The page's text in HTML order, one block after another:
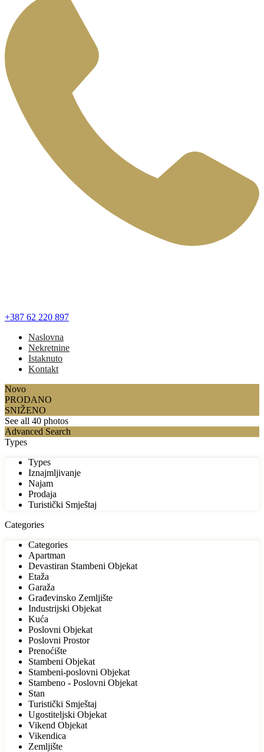
+387 62 220 897
Naslovna
Nekretnine
Istaknuto
Kontakt
Novo
PRODANO
SNIŽENO
See all 40 photos
Advanced Search
Types
Types
Iznajmljivanje
Najam
Prodaja
Turistički Smještaj
Categories
Categories
Apartman
Devastiran Stambeni Objekat
Etaža
Garaža
Građevinsko Zemljište
Industrijski Objekat
Kuća
Poslovni Objekat
Poslovni Prostor
Prenoćište
Stambeni Objekat
Stambeni-poslovni Objekat
Stambeno - Poslovni Objekat
Stan
Turistički Smještaj
Ugostiteljski Objekat
Vikend Objekat
Vikendica
Zemljište